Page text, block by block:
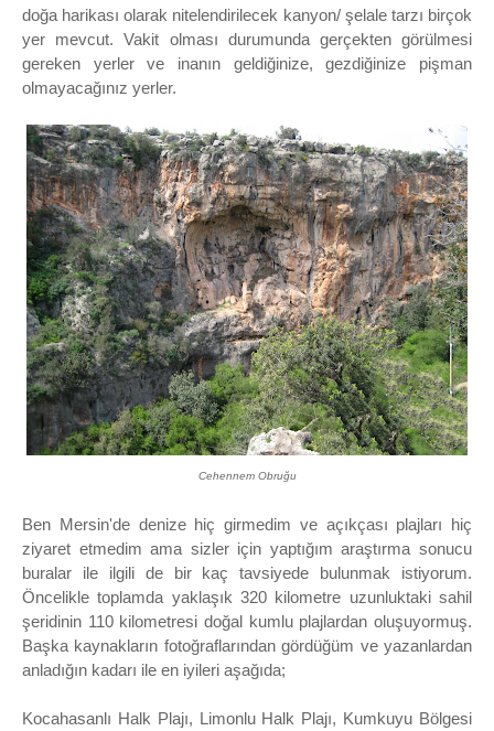
doğa harikası olarak nitelendirilecek kanyon/ şelale tarzı birçok
yer mevcut. Vakit olması durumunda gerçekten görülmesi
gereken yerler ve inanın geldiğinize, gezdiğinize pişman
olmayacağınız yerler.
Cehennem Obruğu
Ben Mersin'de denize hiç girmedim ve açıkçası plajları hiç
ziyaret etmedim ama sizler için yaptığım araştırma sonucu
buralar ile ilgili de bir kaç tavsiyede bulunmak istiyorum.
Öncelikle toplamda yaklaşık 320 kilometre uzunluktaki sahil
şeridinin 110 kilometresi doğal kumlu plajlardan oluşuyormuş.
Başka kaynakların fotoğraflarından gördüğüm ve yazanlardan
anladığın kadarı ile en iyileri aşağıda;
Kocahasanlı Halk Plajı, Limonlu Halk Plajı, Kumkuyu Bölgesi